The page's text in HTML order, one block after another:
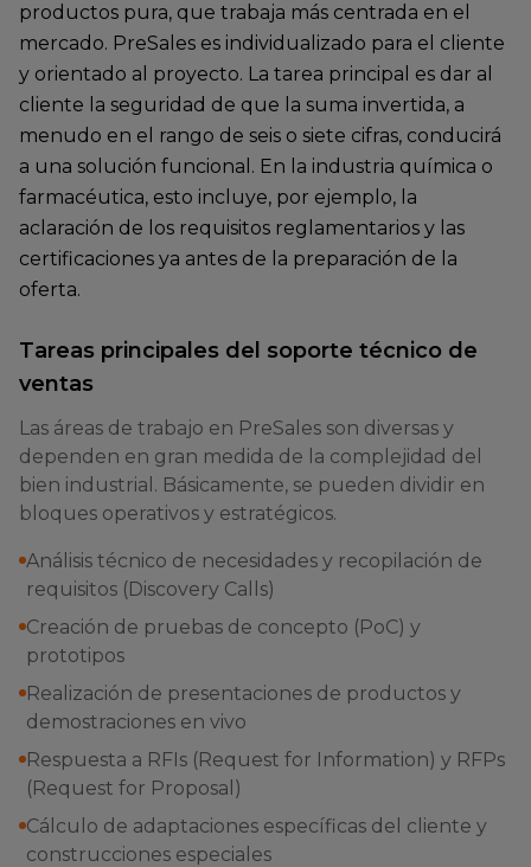
productos pura, que trabaja más centrada en el
mercado. PreSales es individualizado para el cliente
y orientado al proyecto. La tarea principal es dar al
cliente la seguridad de que la suma invertida, a
menudo en el rango de seis o siete cifras, conducirá
a una solución funcional. En la industria química o
farmacéutica, esto incluye, por ejemplo, la
aclaración de los requisitos reglamentarios y las
certificaciones ya antes de la preparación de la
oferta.
Tareas principales del soporte técnico de
ventas
Las áreas de trabajo en PreSales son diversas y
dependen en gran medida de la complejidad del
bien industrial. Básicamente, se pueden dividir en
bloques operativos y estratégicos.
Análisis técnico de necesidades y recopilación de
requisitos (Discovery Calls)
Creación de pruebas de concepto (PoC) y
prototipos
Realización de presentaciones de productos y
demostraciones en vivo
Respuesta a RFIs (Request for Information) y RFPs
(Request for Proposal)
Cálculo de adaptaciones específicas del cliente y
construcciones especiales